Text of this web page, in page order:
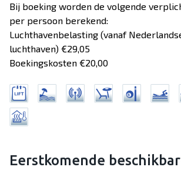
Bij boeking worden de volgende
per persoon berekend:
Luchthavenbelasting (vanaf
luchthaven) €29,05
Boekingskosten €20,00
Eerstkomende